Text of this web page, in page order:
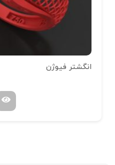
انگشتر فیوژن